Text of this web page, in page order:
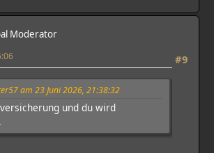
Moderator
#9
am 23 Juni 2026, 21:38:32
und du wird